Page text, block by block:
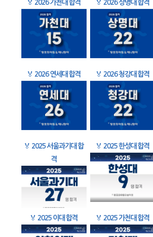
🏅 2026 가천대 합격 🏅 2026 상명대 합격
🏅 2026 연세대 합격 🏅 2026 청강대 합격
🏅 2025 서울과기대 합
격
🏅 2025 한성대 합격
🏅 2025 이대 합격 🏅 2025 가천대 합격